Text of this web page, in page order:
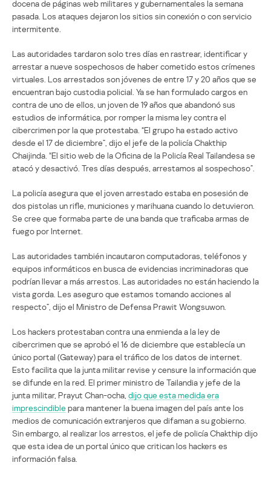
docena de páginas web militares y gubernamentales la semana
pasada. Los ataques dejaron los sitios sin conexión o con servicio
intermitente.
Las autoridades tardaron solo tres días en rastrear, identificar y
arrestar a nueve sospechosos de haber cometido estos crímenes
virtuales. Los arrestados son jóvenes de entre 17 y 20 años que se
encuentran bajo custodia policial. Ya se han formulado cargos en
contra de uno de ellos, un joven de 19 años que abandonó sus
estudios de informática, por romper la misma ley contra el
cibercrimen por la que protestaba. “El grupo ha estado activo
desde el 17 de diciembre”, dijo el jefe de la policía Chakthip
Chaijinda. “El sitio web de la Oficina de la Policía Real Tailandesa se
atacó y desactivó. Tres días después, arrestamos al sospechoso”.
La policía asegura que el joven arrestado estaba en posesión de
dos pistolas un rifle, municiones y marihuana cuando lo detuvieron.
Se cree que formaba parte de una banda que traficaba armas de
fuego por Internet.
Las autoridades también incautaron computadoras, teléfonos y
equipos informáticos en busca de evidencias incriminadoras que
podrían llevar a más arrestos. Las autoridades no están haciendo la
vista gorda. Les aseguro que estamos tomando acciones al
respecto”, dijo el Ministro de Defensa Prawit Wongsuwon.
Los hackers protestaban contra una enmienda a la ley de
cibercrimen que se aprobó el 16 de diciembre que establecía un
único portal (Gateway) para el tráfico de los datos de internet.
Esto facilita que la junta militar revise y censure la información que
se difunde en la red. El primer ministro de Tailandia y jefe de la
junta militar, Prayut Chan-ocha, dijo que esta medida era
imprescindible para mantener la buena imagen del país ante los
medios de comunicación extranjeros que difaman a su gobierno.
Sin embargo, al realizar los arrestos, el jefe de policía Chakthip dijo
que esta idea de un portal único que critican los hackers es
información falsa.